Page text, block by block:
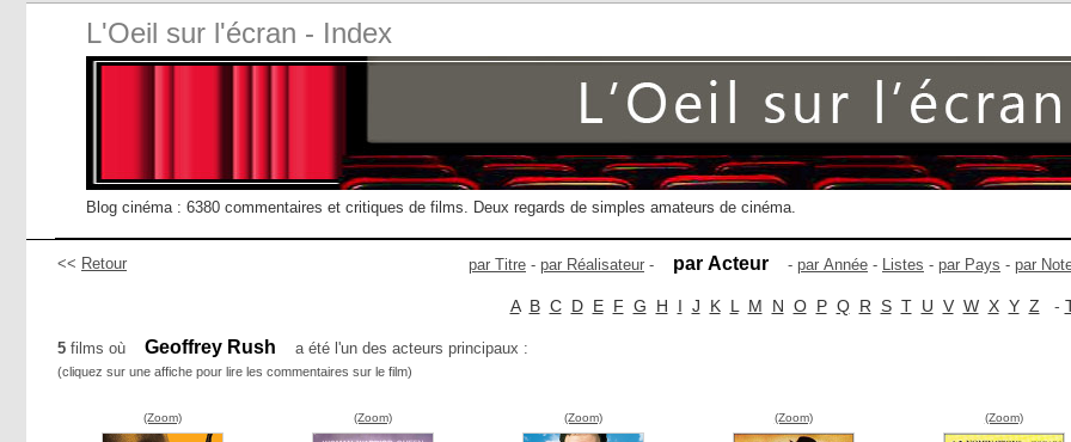
L'Oeil sur l'écran - Index
Blog cinéma : 6380 commentaires et critiques de films. Deux regards de simples amateurs de cinéma.
<< Retour par Titre - par Réalisateur - par Acteur - par Année - Listes - par Pays - par
A B C D E F G H I J K L M N O P Q R S T U V W X Y Z -
5 films où Geoffrey Rush a été l'un des acteurs principaux :
(cliquez sur une affiche pour lire les commentaires sur le film)
(Zoom) (Zoom) (Zoom) (Zoom) (Zoom)